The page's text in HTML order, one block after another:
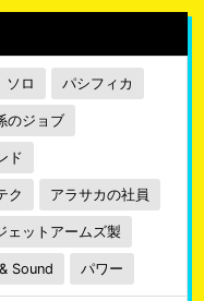
ソロ パシフィカ
のジョブ
ド
ク アラサカの社員
ェットアームズ製
Sound パワー